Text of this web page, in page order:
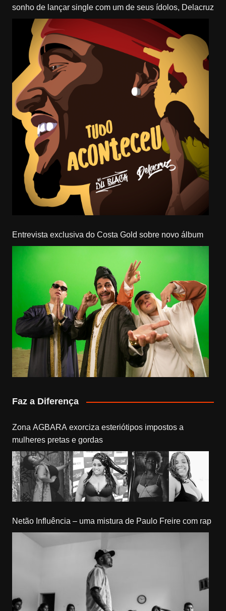
sonho de lançar single com um de seus ídolos, Delacruz
Entrevista exclusiva do Costa Gold sobre novo álbum
Faz a Diferença
Zona AGBARA exorciza esteriótipos impostos a
mulheres pretas e gordas
Netão Influência – uma mistura de Paulo Freire com rap